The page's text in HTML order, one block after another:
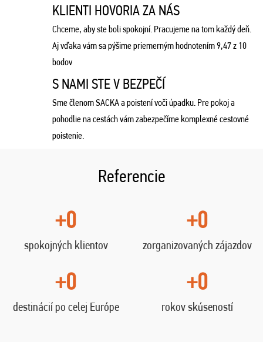
KLIENTI HOVORIA ZA NÁS
Chceme, aby ste boli spokojní. Pracujeme na tom každý deň.
Aj vďaka vám sa pýšime priemerným hodnotením 9,47 z 10
bodov
S NAMI STE V BEZPEČÍ
Sme členom SACKA a poistení voči úpadku. Pre pokoj a
pohodlie na cestách vám zabezpečíme komplexné cestovné
poistenie.
Referencie
+0
spokojných klientov
+0
zorganizovaných zájazdov
+0
destinácií po celej Európe
+0
rokov skúseností